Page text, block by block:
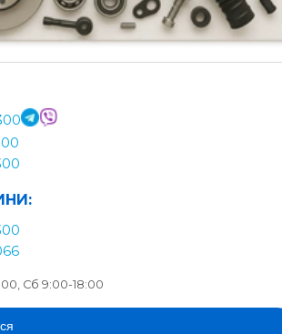
Сб 9:00-18:00